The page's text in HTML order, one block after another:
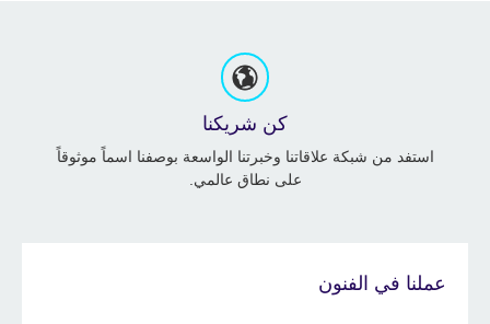
كن شريكنا
استفد من شبكة علاقاتنا وخبرتنا الواسعة بوصفنا اسماً موثوقاً
على نطاق عالمي.
عملنا في الفنون